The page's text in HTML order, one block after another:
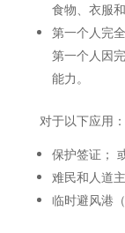
食物、衣服
第一个人完
第一个人因
能力。
对于以下应用：
保护签证；
难民和人道
临时避风港（